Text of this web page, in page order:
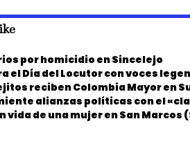
por homicidio en Sincelejo
el Día del Locutor con voces
reciben Colombia Mayor en
alianzas políticas con el
vida de una mujer en San Marcos